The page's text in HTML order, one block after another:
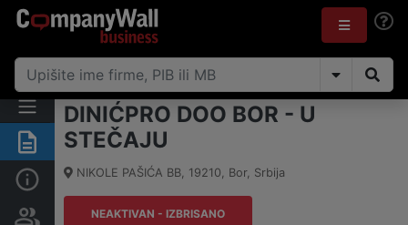
Rezime
Osnovni podaci
Vlasnička struktura
DINIĆPRO DOO BOR - U
STEČAJU
NIKOLE PAŠIĆA BB, 19210, Bor, Srbija
NEAKTIVAN - IZBRISANO